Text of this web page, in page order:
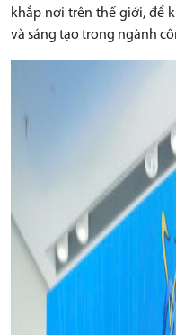
khắp nơi trên thế giới, để
và sáng tạo trong ngành